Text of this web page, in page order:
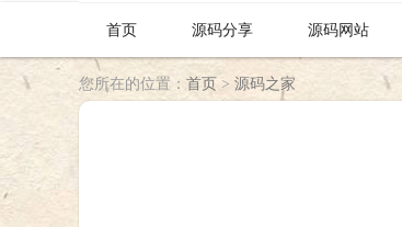
首页 源码分享 源码网站
您所在的位置： 首页 > 源码之家